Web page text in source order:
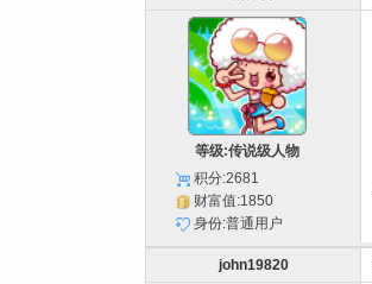
等级:传说级人物
积分:2681
财富值:1850
身份:普通用户
john19820